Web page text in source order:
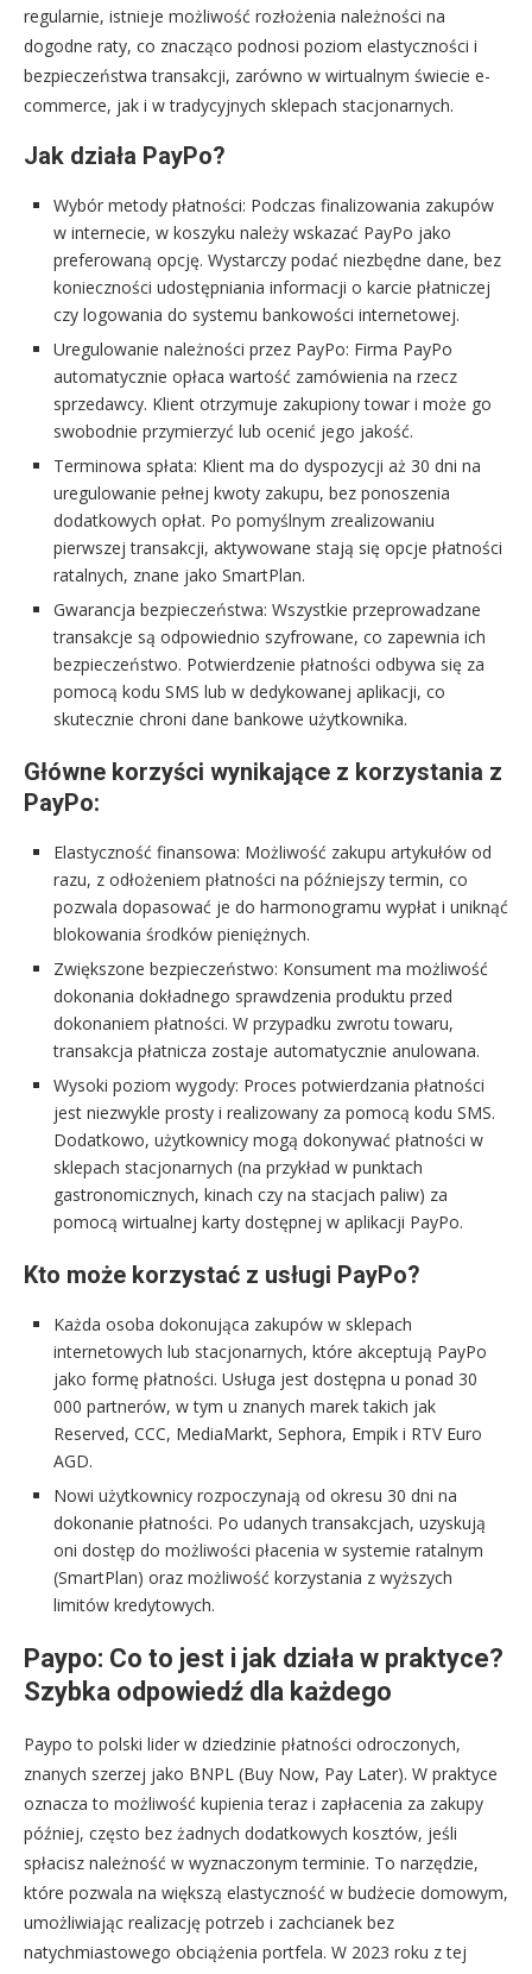
regularnie, istnieje możliwość rozłożenia należności na
dogodne raty, co znacząco podnosi poziom elastyczności i
bezpieczeństwa transakcji, zarówno w wirtualnym świecie e-
commerce, jak i w tradycyjnych sklepach stacjonarnych.
Jak działa PayPo?
Wybór metody płatności: Podczas finalizowania zakupów
w internecie, w koszyku należy wskazać PayPo jako
preferowaną opcję. Wystarczy podać niezbędne dane, bez
konieczności udostępniania informacji o karcie płatniczej
czy logowania do systemu bankowości internetowej.
Uregulowanie należności przez PayPo: Firma PayPo
automatycznie opłaca wartość zamówienia na rzecz
sprzedawcy. Klient otrzymuje zakupiony towar i może go
swobodnie przymierzyć lub ocenić jego jakość.
Terminowa spłata: Klient ma do dyspozycji aż 30 dni na
uregulowanie pełnej kwoty zakupu, bez ponoszenia
dodatkowych opłat. Po pomyślnym zrealizowaniu
pierwszej transakcji, aktywowane stają się opcje płatności
ratalnych, znane jako SmartPlan.
Gwarancja bezpieczeństwa: Wszystkie przeprowadzane
transakcje są odpowiednio szyfrowane, co zapewnia ich
bezpieczeństwo. Potwierdzenie płatności odbywa się za
pomocą kodu SMS lub w dedykowanej aplikacji, co
skutecznie chroni dane bankowe użytkownika.
Główne korzyści wynikające z korzystania z
PayPo:
Elastyczność finansowa: Możliwość zakupu artykułów od
razu, z odłożeniem płatności na późniejszy termin, co
pozwala dopasować je do harmonogramu wypłat i uniknąć
blokowania środków pieniężnych.
Zwiększone bezpieczeństwo: Konsument ma możliwość
dokonania dokładnego sprawdzenia produktu przed
dokonaniem płatności. W przypadku zwrotu towaru,
transakcja płatnicza zostaje automatycznie anulowana.
Wysoki poziom wygody: Proces potwierdzania płatności
jest niezwykle prosty i realizowany za pomocą kodu SMS.
Dodatkowo, użytkownicy mogą dokonywać płatności w
sklepach stacjonarnych (na przykład w punktach
gastronomicznych, kinach czy na stacjach paliw) za
pomocą wirtualnej karty dostępnej w aplikacji PayPo.
Kto może korzystać z usługi PayPo?
Każda osoba dokonująca zakupów w sklepach
internetowych lub stacjonarnych, które akceptują PayPo
jako formę płatności. Usługa jest dostępna u ponad 30
000 partnerów, w tym u znanych marek takich jak
Reserved, CCC, MediaMarkt, Sephora, Empik i RTV Euro
AGD.
Nowi użytkownicy rozpoczynają od okresu 30 dni na
dokonanie płatności. Po udanych transakcjach, uzyskują
oni dostęp do możliwości płacenia w systemie ratalnym
(SmartPlan) oraz możliwość korzystania z wyższych
limitów kredytowych.
Paypo: Co to jest i jak działa w praktyce?
Szybka odpowiedź dla każdego
Paypo to polski lider w dziedzinie płatności odroczonych,
znanych szerzej jako BNPL (Buy Now, Pay Later). W praktyce
oznacza to możliwość kupienia teraz i zapłacenia za zakupy
później, często bez żadnych dodatkowych kosztów, jeśli
spłacisz należność w wyznaczonym terminie. To narzędzie,
które pozwala na większą elastyczność w budżecie domowym,
umożliwiając realizację potrzeb i zachcianek bez
natychmiastowego obciążenia portfela. W 2023 roku z tej